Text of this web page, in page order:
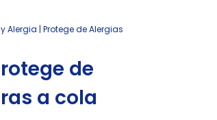
Alergia | Protege de Alergias
de
a cola